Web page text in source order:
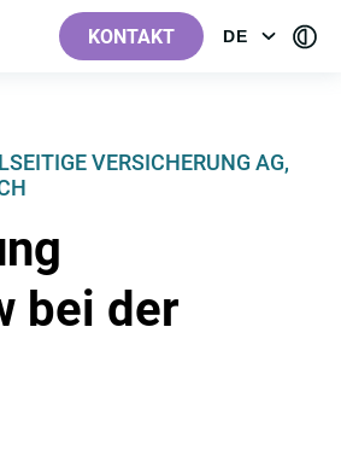
KONTAKT DE
OPEN
AT]
VERSICHERUNG AG,
bei der